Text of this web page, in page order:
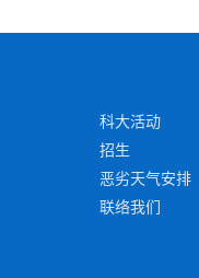
科大活动
招生
恶劣天气安排
联络我们